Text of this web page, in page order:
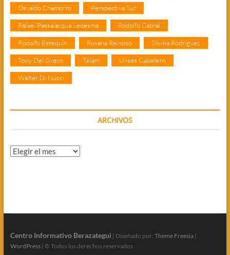
Osvaldo Chamorro Perspectiva Sur
Rafael Passalacqua Ledesma Rodolfo Cabral
Rodolfo Estequin Roxana Reinoso Silvina Rodríguez
Tony Del Greco Télam Ulises Caballero
Walter Di Nucci
ARCHIVOS
Archivos
Centro Informativo Berazategui | Diseñado por: Theme Freesia|
WordPress| © Todos los derechos reservados